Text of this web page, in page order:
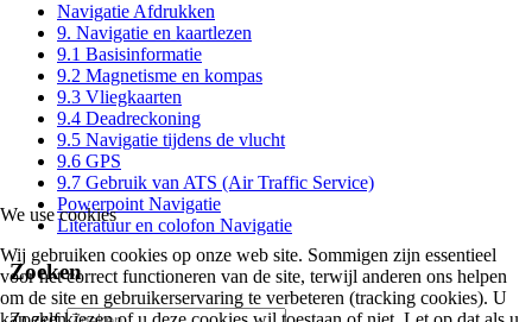
Navigatie Afdrukken
9. Navigatie en kaartlezen
9.1 Basisinformatie
9.2 Magnetisme en kompas
9.3 Vliegkaarten
9.4 Deadreckoning
9.5 Navigatie tijdens de vlucht
9.6 GPS
9.7 Gebruik van ATS (Air Traffic Service)
Powerpoint Navigatie
Literatuur en colofon Navigatie
Zoeken
We use cookies
Wij gebruiken cookies op onze web site. Sommigen zijn essentieel
voor het correct functioneren van de site, terwijl anderen ons helpen
om de site en gebruikerservaring te verbeteren (tracking cookies). U